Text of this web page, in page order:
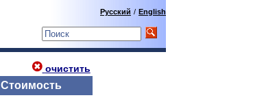
Русский / English
очистить
Стоимость